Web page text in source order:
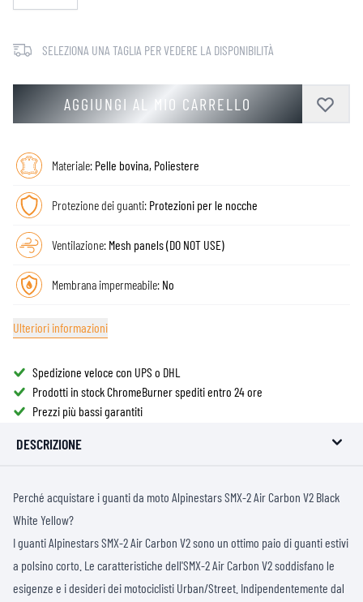
SELEZIONA UNA TAGLIA PER VEDERE LA DISPONIBILITÀ
AGGIUNGI AL MIO CARRELLO
Materiale: Pelle bovina, Poliestere
Protezione dei guanti: Protezioni per le nocche
Ventilazione: Mesh panels (DO NOT USE)
Membrana impermeabile: No
Ulteriori informazioni
Spedizione veloce con UPS o DHL
Prodotti in stock ChromeBurner spediti entro 24 ore
Prezzi più bassi garantiti
DESCRIZIONE
Perché acquistare i guanti da moto Alpinestars SMX-2 Air Carbon V2 Black
White Yellow?
I guanti Alpinestars SMX-2 Air Carbon V2 sono un ottimo paio di guanti estivi
a polsino corto. Le caratteristiche dell'SMX-2 Air Carbon V2 soddisfano le
esigenze e i desideri dei motociclisti Urban/Street. Indipendentemente dal